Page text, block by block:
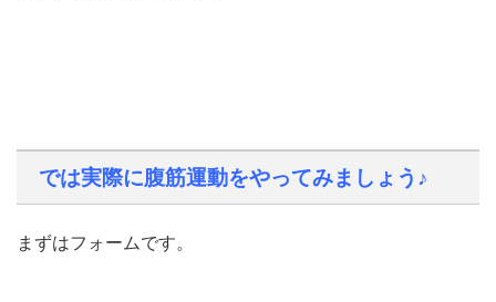
では実際に腹筋運動をやってみましょう♪
まずはフォームです。